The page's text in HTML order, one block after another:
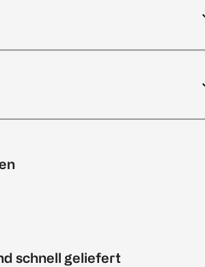
schnell geliefert